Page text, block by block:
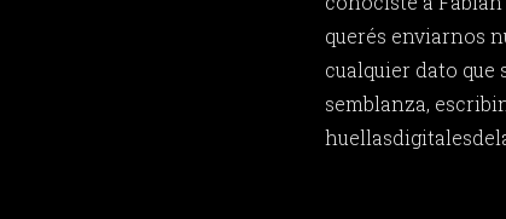
querés enviarnos
cualquier dato que
semblanza,